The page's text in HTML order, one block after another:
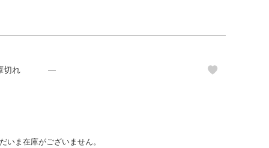
切れ —
いま在庫がございません。